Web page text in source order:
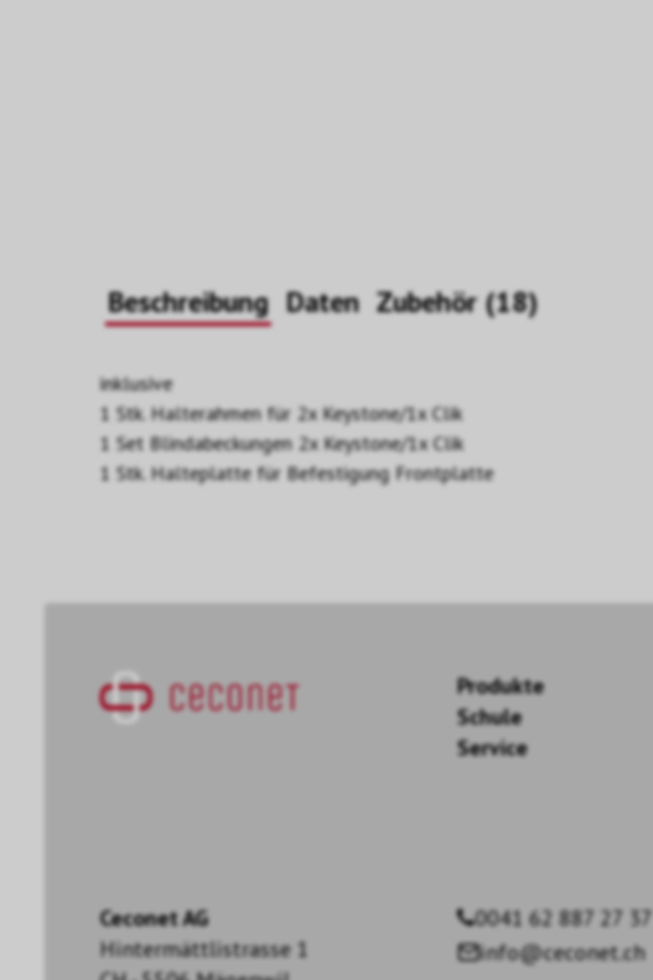
Beschreibung Daten Zubehör (18)
inklusive
1 Stk. Halterahmen für 2x Keystone/1x Clik
1 Set Blindabeckungen 2x Keystone/1x Clik
1 Stk. Halteplatte für Befestigung Frontplatte
Produkte
Schule
Service
Ceconet AG
Hintermättlistrasse 1
0041 62 887 27 37
info@ceconet.ch